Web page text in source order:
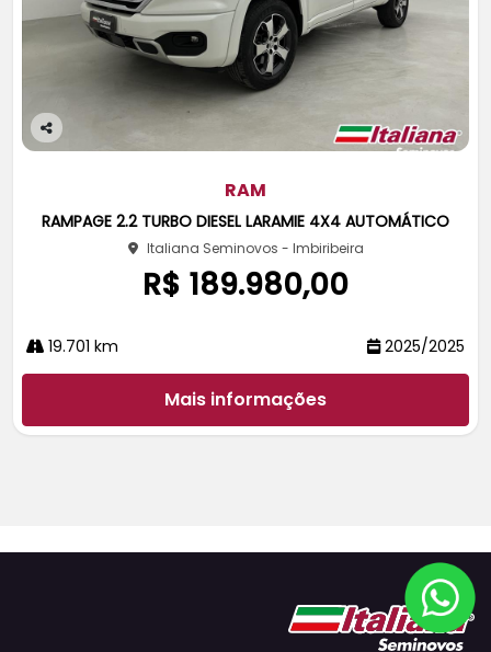
Co
he
RAM
RAMPAGE 2.2 TURBO DIESEL LARAMIE 4X4 AUTOMÁTICO
Italiana Seminovos - Imbiribeira
R$ 189.980,00
19.701 km 2025/2025
Mais informações